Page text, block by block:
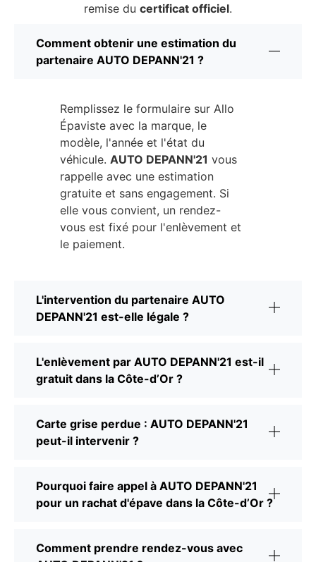
remise du certificat officiel.
Comment obtenir une estimation du
partenaire AUTO DEPANN'21 ?
Remplissez le formulaire sur Allo
Épaviste avec la marque, le
modèle, l'année et l'état du
véhicule. AUTO DEPANN'21 vous
rappelle avec une estimation
gratuite et sans engagement. Si
elle vous convient, un rendez-
vous est fixé pour l'enlèvement et
le paiement.
L'intervention du partenaire AUTO
DEPANN'21 est-elle légale ?
L'enlèvement par AUTO DEPANN'21 est-il
gratuit dans la Côte-d’Or ?
Carte grise perdue : AUTO DEPANN'21
peut-il intervenir ?
Pourquoi faire appel à AUTO DEPANN'21
pour un rachat d'épave dans la Côte-d’Or ?
Comment prendre rendez-vous avec